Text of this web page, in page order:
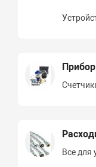
Все для